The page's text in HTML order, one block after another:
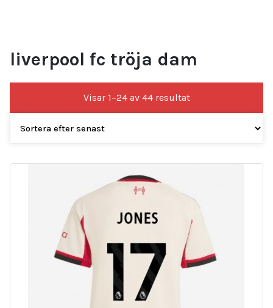
liverpool fc tröja dam
Visar 1–24 av 44 resultatSortera
efter